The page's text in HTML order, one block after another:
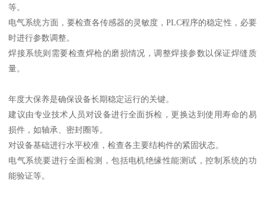
等。
电气系统方面，要检查各传感器的灵敏度，PLC程序的稳定性，必要
时进行参数调整。
焊接系统则需要检查焊枪的磨损情况，调整焊接参数以保证焊缝质
量。
年度大保养是确保设备长期稳定运行的关键。
建议由专业技术人员对设备进行全面拆检，更换达到使用寿命的易
损件，如轴承、密封圈等。
对设备基础进行水平校准，检查各主要结构件的紧固状态。
电气系统要进行全面检测，包括电机绝缘性能测试，控制系统的功
能验证等。